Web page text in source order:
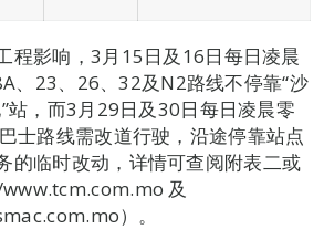
程影响，3月15日及16日每日凌晨
、23、26、32及N2路线不停靠“沙
站，而3月29日及30日每日凌晨零
士路线需改道行驶，沿途停靠站点
的临时改动，详情可查阅附表二或
及
）。